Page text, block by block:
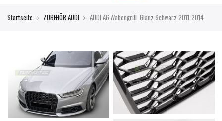
Startseite ZUBEHÖR AUDI AUDI A6 Wabengrill Glanz Schwarz 2011-2014